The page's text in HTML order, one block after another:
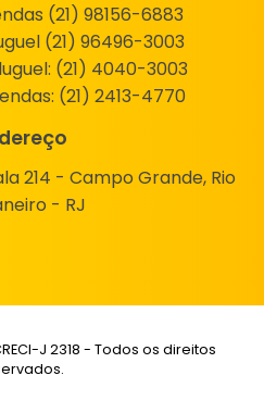
(21) 98156-6883
(21) 96496-3003
(21) 4040-3003
(21) 2413-4770
214 - Campo Grande, Rio
- RJ
J 2318 - Todos os direitos